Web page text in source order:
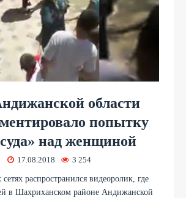
области
попытку
над женщиной
17.08.2018 3 254
распространился видеоролик, где
в Шахриханском районе Андижанской